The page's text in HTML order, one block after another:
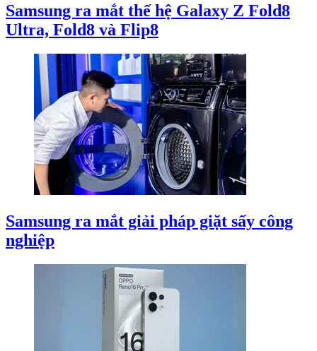
Samsung ra mắt thế hệ Galaxy Z Fold8
Ultra, Fold8 và Flip8
Samsung ra mắt giải pháp giặt sấy công
nghiệp